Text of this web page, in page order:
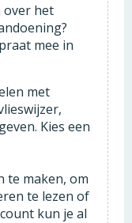
over het
mee in
met
Kies een
te maken, om
te lezen of
kun je al